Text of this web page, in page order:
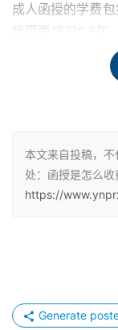
成人函授的学费
授需要学习2.5年
类函授大专专业
右，而医学类、
– 函授专科：每
二、成人高考函
学费，一般在
本文来自投稿，
处：函授是怎么收
https://
Generate